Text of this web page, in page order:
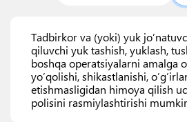
Tadbirkor va (yoki) yuk
qiluvchi yuk tashish, yuklash,
boshqa operatsiyalarni amalga
yo’qolishi, shikastlanishi,
etishmasligidan himoya qilish
polisini rasmiylashtirishi